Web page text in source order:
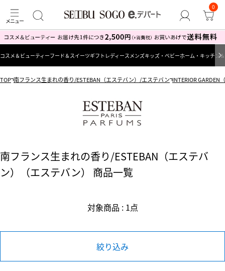
0
コスメ＆ビューティーフード＆スイーツギフト レディース メンズキッズ・ベビーホーム・キッチン
TOP 南フランス生まれの香り/ESTEBAN（エステバン）/エステバン INTERIOR GARDEN
南フランス生まれの香り/ESTEBAN（エステバ
ン）（エステバン） 商品一覧
対象商品 : 1点
絞り込み